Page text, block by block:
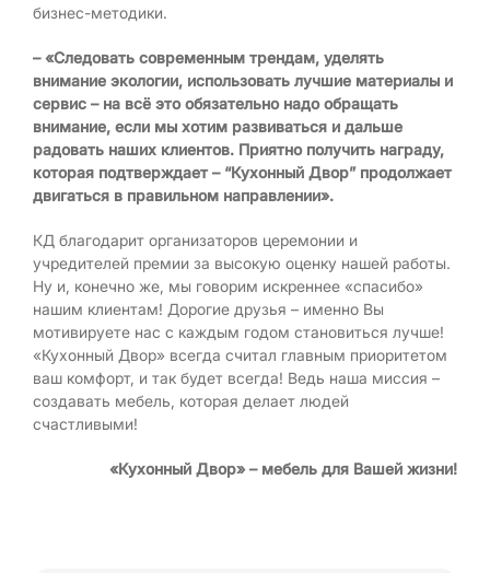
бизнес-методики.
– «Следовать современным трендам, уделять
внимание экологии, использовать лучшие материалы и
сервис – на всё это обязательно надо обращать
внимание, если мы хотим развиваться и дальше
радовать наших клиентов. Приятно получить награду,
которая подтверждает – “Кухонный Двор” продолжает
двигаться в правильном направлении».
КД благодарит организаторов церемонии и
учредителей премии за высокую оценку нашей работы.
Ну и, конечно же, мы говорим искреннее «спасибо»
нашим клиентам! Дорогие друзья – именно Вы
мотивируете нас с каждым годом становиться лучше!
«Кухонный Двор» всегда считал главным приоритетом
ваш комфорт, и так будет всегда! Ведь наша миссия –
создавать мебель, которая делает людей
счастливыми!
«Кухонный Двор» – мебель для Вашей жизни!